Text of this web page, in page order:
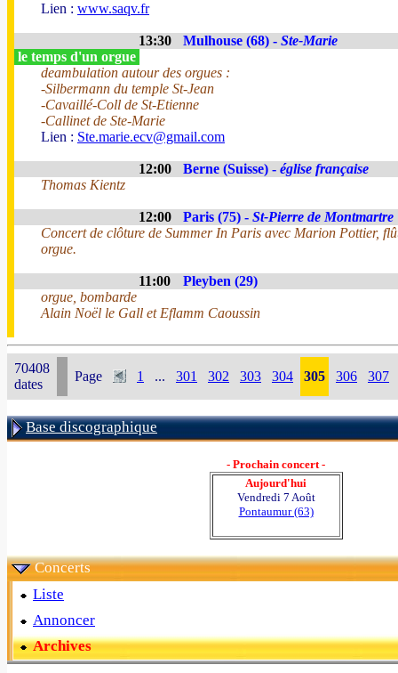
Lien : www.saqv.fr
13:30 Mulhouse (68) - Ste-Marie
le temps d'un orgue
deambulation autour des orgues :
-Silbermann du temple St-Jean
-Cavaillé-Coll de St-Etienne
-Callinet de Ste-Marie
Lien : Ste.marie.ecv@gmail.com
12:00 Berne (Suisse) - église française
Thomas Kientz
12:00 Paris (75) - St-Pierre de Montmartre
Concert de clôture de Summer In Paris avec Marion Pottier,
orgue.
11:00
Pleyben (29)
orgue, bombarde
Alain Noël le Gall et Eflamm Caoussin
70408
dates
Page 1 ... 301 302 303 304 305 306 307
Base discographique
- Prochain concert -
Aujourd'hui
Vendredi 7 Août
Pontaumur (63)
Concerts
Liste
Annoncer
Archives